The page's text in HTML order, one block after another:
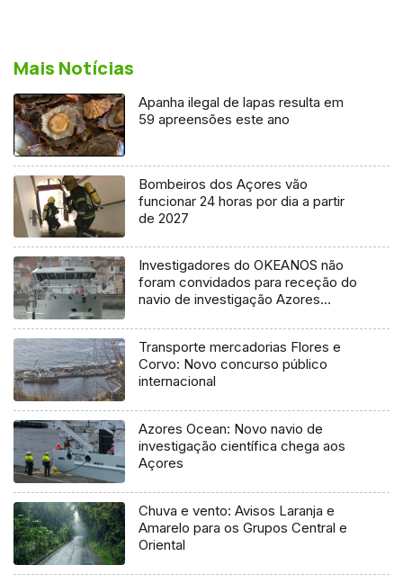
Mais Notícias
Apanha ilegal de lapas resulta em
59 apreensões este ano
Bombeiros dos Açores vão
funcionar 24 horas por dia a partir
de 2027
Investigadores do OKEANOS não
foram convidados para receção do
navio de investigação Azores
Transporte mercadorias Flores e
Corvo: Novo concurso público
internacional
Azores Ocean: Novo navio de
investigação científica chega aos
Açores
Chuva e vento: Avisos Laranja e
Amarelo para os Grupos Central e
Oriental